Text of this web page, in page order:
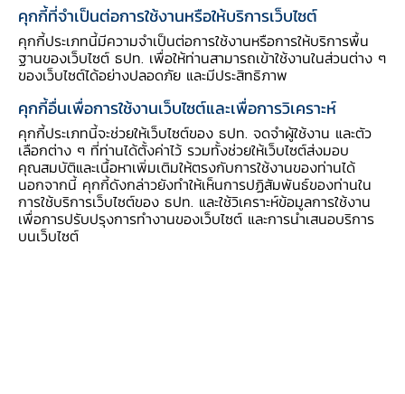
อีเมลติดต่อ ธปท.
อีเมลงานรับ-ส่งเอกสารกับ ธปท.
ช่องทางอิเล็กทรอนิกส์สำหรับติดต่อ ธปท.
ช่องทางร้องเรียนของสำนักงาน ป.ป.ช. และสำนักงาน
ป.ป.ท.
ข้อมูลที่เป็นประโยชน์
ศูนย์ข้อมูลข่าวสารอิเล็กทรอนิกส์ ธปท.
วันหยุดสถาบันการเงิน
ร่วมงานกับเรา
คุกกี้ที่จำเป็นต่อการใช้งานหรือให้บริการเว็บไซต์
คุกกี้ประเภทนี้มีความจำเป็นต่อการใช้งานหรือการให้บริการพื้น
ฐานของเว็บไซต์ ธปท. เพื่อให้ท่านสามารถเข้าใช้งานในส่วนต่าง ๆ
ของเว็บไซต์ได้อย่างปลอดภัย และมีประสิทธิภาพ
คุกกี้อื่นเพื่อการใช้งานเว็บไซต์และเพื่อการวิเคราะห์
คุกกี้ประเภทนี้จะช่วยให้เว็บไซต์ของ ธปท. จดจำผู้ใช้งาน และตัว
เลือกต่าง ๆ ที่ท่านได้ตั้งค่าไว้ รวมทั้งช่วยให้เว็บไซต์ส่งมอบ
คุณสมบัติและเนื้อหาเพิ่มเติมให้ตรงกับการใช้งานของท่านได้
นอกจากนี้ คุกกี้ดังกล่าวยังทำให้เห็นการปฏิสัมพันธ์ของท่านใน
การใช้บริการเว็บไซต์ของ ธปท. และใช้วิเคราะห์ข้อมูลการใช้งาน
เพื่อการปรับปรุงการทำงานของเว็บไซต์ และการนำเสนอบริการ
บนเว็บไซต์